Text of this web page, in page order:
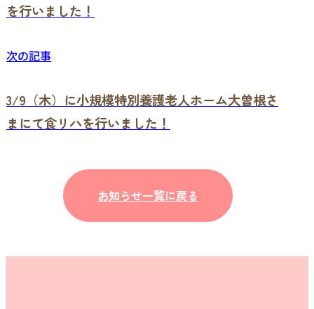
を行いました！
次の記事
3/9（木）に小規模特別養護老人ホーム大曽根さ
まにて食リハを行いました！
お知らせ一覧に戻る